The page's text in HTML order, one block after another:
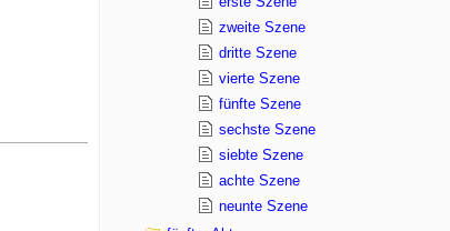
zweite Szene
dritte Szene
vierte Szene
fünfte Szene
sechste Szene
siebte Szene
achte Szene
neunte Szene